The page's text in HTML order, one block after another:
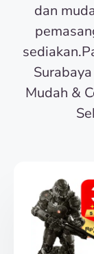
dan
Mudah &